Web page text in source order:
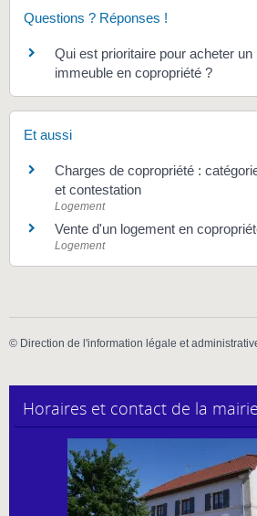
Questions ? Réponses !
Qui est prioritaire pour acheter un
immeuble en copropriété ?
Et aussi
Charges de copropriété :
et contestation
Logement
Vente d'un logement en
Logement
© Direction de l'information légale et
Horaires et contact de la mairie